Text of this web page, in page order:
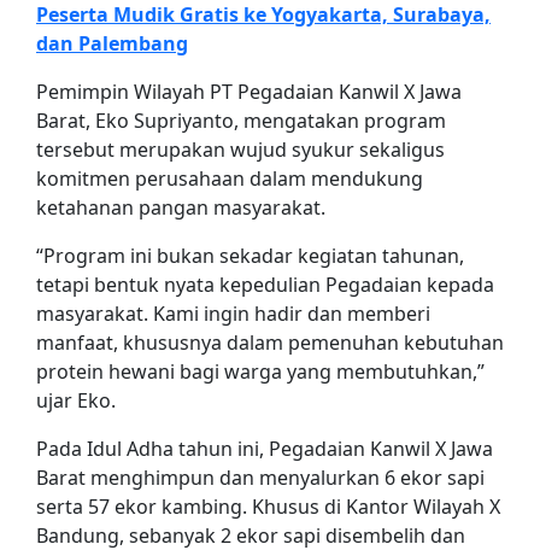
Peserta Mudik Gratis ke Yogyakarta, Surabaya,
dan Palembang
Pemimpin Wilayah PT Pegadaian Kanwil X Jawa
Barat, Eko Supriyanto, mengatakan program
tersebut merupakan wujud syukur sekaligus
komitmen perusahaan dalam mendukung
ketahanan pangan masyarakat.
“Program ini bukan sekadar kegiatan tahunan,
tetapi bentuk nyata kepedulian Pegadaian kepada
masyarakat. Kami ingin hadir dan memberi
manfaat, khususnya dalam pemenuhan kebutuhan
protein hewani bagi warga yang membutuhkan,”
ujar Eko.
Pada Idul Adha tahun ini, Pegadaian Kanwil X Jawa
Barat menghimpun dan menyalurkan 6 ekor sapi
serta 57 ekor kambing. Khusus di Kantor Wilayah X
Bandung, sebanyak 2 ekor sapi disembelih dan